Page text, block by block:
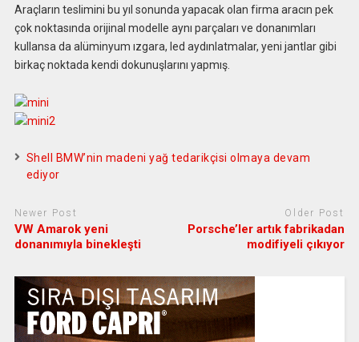
Araçların teslimini bu yıl sonunda yapacak olan firma aracın pek
çok noktasında orijinal modelle aynı parçaları ve donanımları
kullansa da alüminyum ızgara, led aydınlatmalar, yeni jantlar gibi
birkaç noktada kendi dokunuşlarını yapmış.
Shell BMW’nin madeni yağ tedarikçisi olmaya devam
ediyor
Newer Post
VW Amarok yeni
donanımıyla binekleşti
Older Post
Porsche’ler artık fabrikadan
modifiyeli çıkıyor